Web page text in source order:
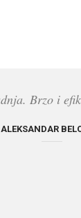
Brzo i
ALEKSANDAR